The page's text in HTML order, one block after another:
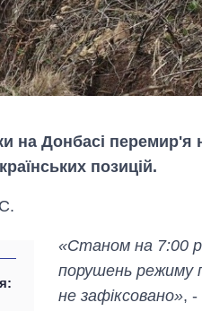
на Донбасі
позицій.
«Станом на 7:00
порушень режиму
не зафіксовано», -